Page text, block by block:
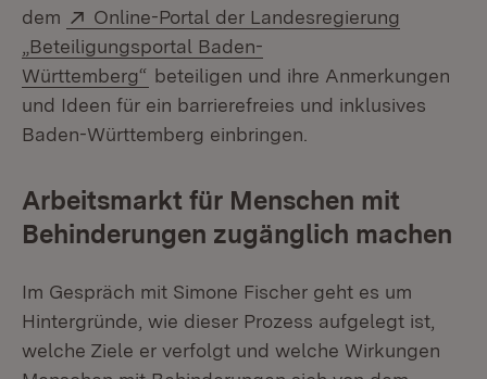
dem
Extern:
Online-Portal der Landesregierung
„Beteiligungsportal Baden-
Württemberg“ (Öffnet in neuem Fenster)
beteiligen und ihre Anmerkungen
und Ideen für ein barrierefreies und inklusives
Baden-Württemberg einbringen.
Arbeitsmarkt für Menschen mit
Behinderungen zugänglich machen
Im Gespräch mit Simone Fischer geht es um
Hintergründe, wie dieser Prozess aufgelegt ist,
welche Ziele er verfolgt und welche Wirkungen